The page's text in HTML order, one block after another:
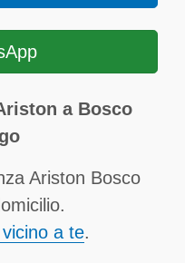
a Bosco
Ariston Bosco
a te.